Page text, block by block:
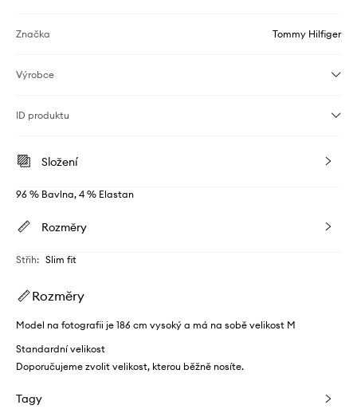
Značka Tommy Hilfiger
Výrobce
ID produktu
Složení
96 % Bavlna, 4 % Elastan
Rozměry
Střih: Slim fit
Rozměry
Model na fotografii je 186 cm vysoký a má na sobě velikost M
Standardní velikost
Doporučujeme zvolit velikost, kterou běžně nosíte.
Tagy